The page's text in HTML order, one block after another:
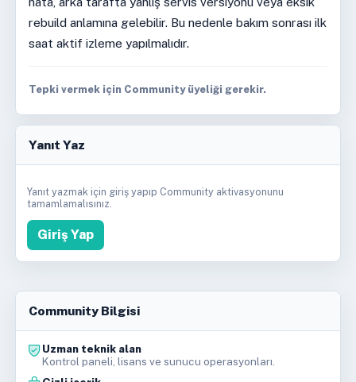
rebuild anlamına gelebilir. Bu nedenle bakım sonrası ilk
saat aktif izleme yapılmalıdır.
Tepki vermek için Community üyeliği gerekir.
Yanıt Yaz
Yanıt yazmak için giriş yapıp Community aktivasyonunu
tamamlamalısınız.
Giriş Yap
Community Bilgisi
Uzman teknik alan
Kontrol paneli, lisans ve sunucu operasyonları.